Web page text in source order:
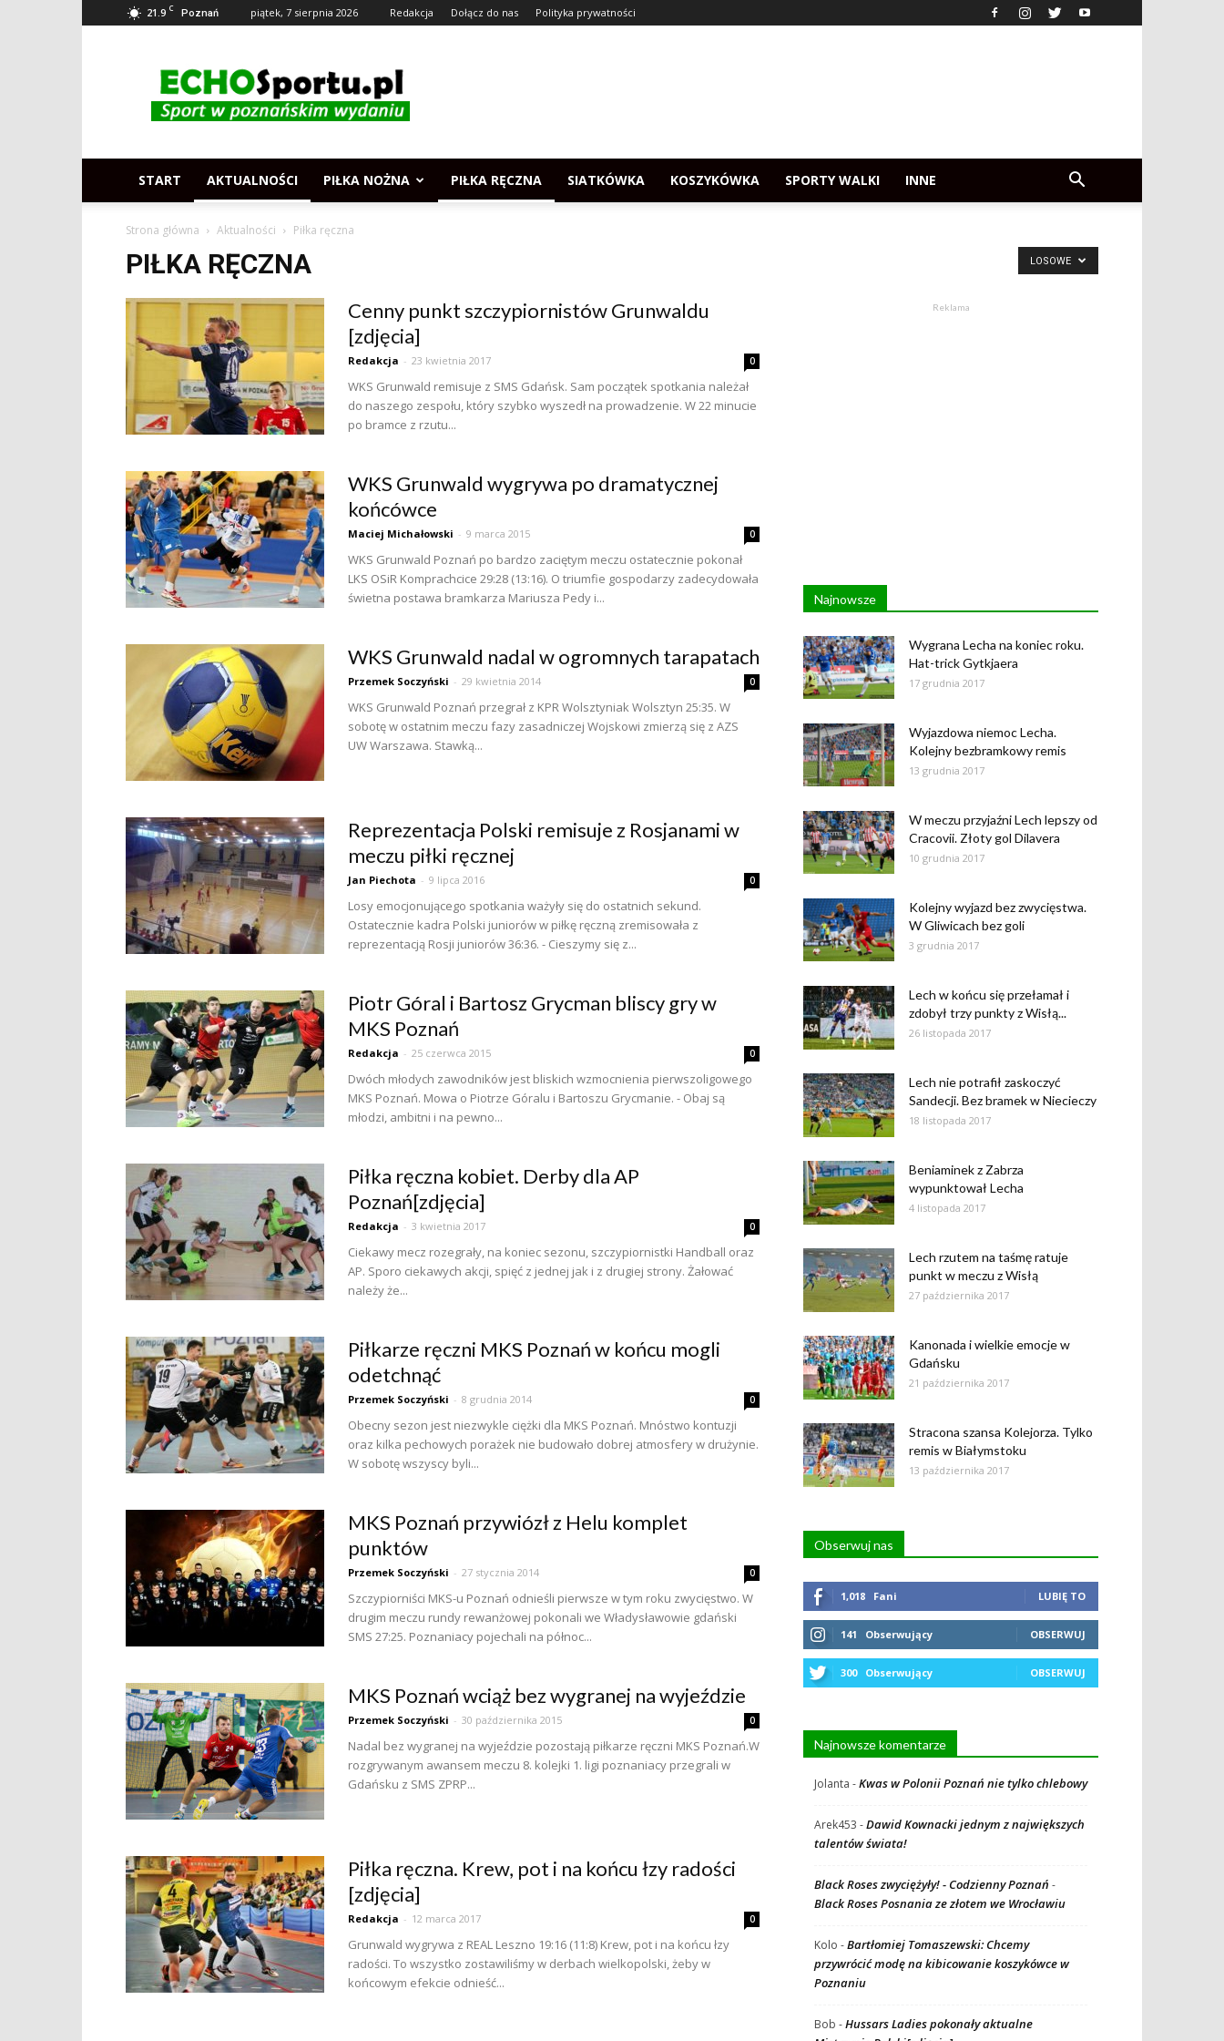
21.9 C Poznań piątek, 7 sierpnia 2026 Redakcja Dołącz do nas Polityka prywatności
–
Sport
w
START AKTUALNOŚCI PIŁKA NOŻNA PIŁKA RĘCZNA SIATKÓWKA KOSZYKÓWKA SPORTY WALKI INNE
Strona główna Aktualności Piłka ręczna
PIŁKA RĘCZNA LOSOWE
Cenny punkt szczypiornistów Grunwaldu
[zdjęcia]
Redakcja - 23 kwietnia 2017 0
WKS Grunwald remisuje z SMS Gdańsk. Sam początek spotkania należał
do naszego zespołu, który szybko wyszedł na prowadzenie. W 22 minucie
po bramce z rzutu...
WKS Grunwald wygrywa po dramatycznej
końcówce
Maciej Michałowski - 9 marca 2015 0
WKS Grunwald Poznań po bardzo zaciętym meczu ostatecznie pokonał
LKS OSiR Komprachcice 29:28 (13:16). O triumfie gospodarzy zadecydowała
świetna postawa bramkarza Mariusza Pedy i...
WKS Grunwald nadal w ogromnych tarapatach
Przemek Soczyński - 29 kwietnia 2014 0
WKS Grunwald Poznań przegrał z KPR Wolsztyniak Wolsztyn 25:35. W
sobotę w ostatnim meczu fazy zasadniczej Wojskowi zmierzą się z AZS
UW Warszawa. Stawką...
Reprezentacja Polski remisuje z Rosjanami w
meczu piłki ręcznej
Jan Piechota - 9 lipca 2016 0
Losy emocjonującego spotkania ważyły się do ostatnich sekund.
Ostatecznie kadra Polski juniorów w piłkę ręczną zremisowała z
reprezentacją Rosji juniorów 36:36. - Cieszymy się z...
Piotr Góral i Bartosz Grycman bliscy gry w
MKS Poznań
Redakcja - 25 czerwca 2015 0
Dwóch młodych zawodników jest bliskich wzmocnienia pierwszoligowego
MKS Poznań. Mowa o Piotrze Góralu i Bartoszu Grycmanie. - Obaj są
młodzi, ambitni i na pewno...
Piłka ręczna kobiet. Derby dla AP
Poznań[zdjęcia]
Redakcja - 3 kwietnia 2017 0
Ciekawy mecz rozegrały, na koniec sezonu, szczypiornistki Handball oraz
AP. Sporo ciekawych akcji, spięć z jednej jak i z drugiej strony. Żałować
należy że...
Piłkarze ręczni MKS Poznań w końcu mogli
odetchnąć
Przemek Soczyński - 8 grudnia 2014 0
Obecny sezon jest niezwykle ciężki dla MKS Poznań. Mnóstwo kontuzji
oraz kilka pechowych porażek nie budowało dobrej atmosfery w drużynie.
W sobotę wszyscy byli...
MKS Poznań przywiózł z Helu komplet
punktów
Przemek Soczyński - 27 stycznia 2014 0
Szczypiorniści MKS-u Poznań odnieśli pierwsze w tym roku zwycięstwo. W
drugim meczu rundy rewanżowej pokonali we Władysławowie gdański
SMS 27:25. Poznaniacy pojechali na północ...
MKS Poznań wciąż bez wygranej na wyjeździe
Przemek Soczyński - 30 października 2015 0
Nadal bez wygranej na wyjeździe pozostają piłkarze ręczni MKS Poznań.W
rozgrywanym awansem meczu 8. kolejki 1. ligi poznaniacy przegrali w
Gdańsku z SMS ZPRP...
Piłka ręczna. Krew, pot i na końcu łzy radości
[zdjęcia]
Redakcja - 12 marca 2017 0
Grunwald wygrywa z REAL Leszno 19:16 (11:8) Krew, pot i na końcu łzy
radości. To wszystko zostawiliśmy w derbach wielkopolski, żeby w
końcowym efekcie odnieść...
Reklama
Najnowsze
Wygrana Lecha na koniec roku.
Hat-trick Gytkjaera
17 grudnia 2017
Wyjazdowa niemoc Lecha.
Kolejny bezbramkowy remis
13 grudnia 2017
W meczu przyjaźni Lech lepszy od
Cracovii. Złoty gol Dilavera
10 grudnia 2017
Kolejny wyjazd bez zwycięstwa.
W Gliwicach bez goli
3 grudnia 2017
Lech w końcu się przełamał i
zdobył trzy punkty z Wisłą...
26 listopada 2017
Lech nie potrafił zaskoczyć
Sandecji. Bez bramek w Niecieczy
18 listopada 2017
Beniaminek z Zabrza
wypunktował Lecha
4 listopada 2017
Lech rzutem na taśmę ratuje
punkt w meczu z Wisłą
27 października 2017
Kanonada i wielkie emocje w
Gdańsku
21 października 2017
Stracona szansa Kolejorza. Tylko
remis w Białymstoku
13 października 2017
Obserwuj nas
1,018 Fani LUBIĘ TO
141 Obserwujący OBSERWUJ
300 Obserwujący OBSERWUJ
Najnowsze komentarze
Jolanta -Kwas w Polonii Poznań nie tylko chlebowy
Arek453 -Dawid Kownacki jednym z największych
talentów świata!
Black Roses zwyciężyły! - Codzienny Poznań -
Black Roses Posnania ze złotem we Wrocławiu
Kolo -Bartłomiej Tomaszewski: Chcemy
przywrócić modę na kibicowanie koszykówce w
Poznaniu
Bob -Hussars Ladies pokonały aktualne